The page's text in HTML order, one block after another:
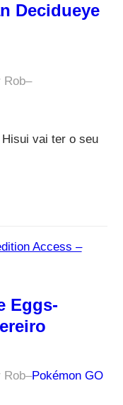
Decidueye
Rob–
vai ter o seu
Eggs-
Rob–Pokémon GO